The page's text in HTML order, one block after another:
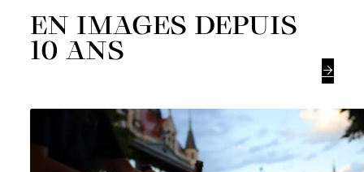
EN IMAGES DEPUIS
10 ANS
